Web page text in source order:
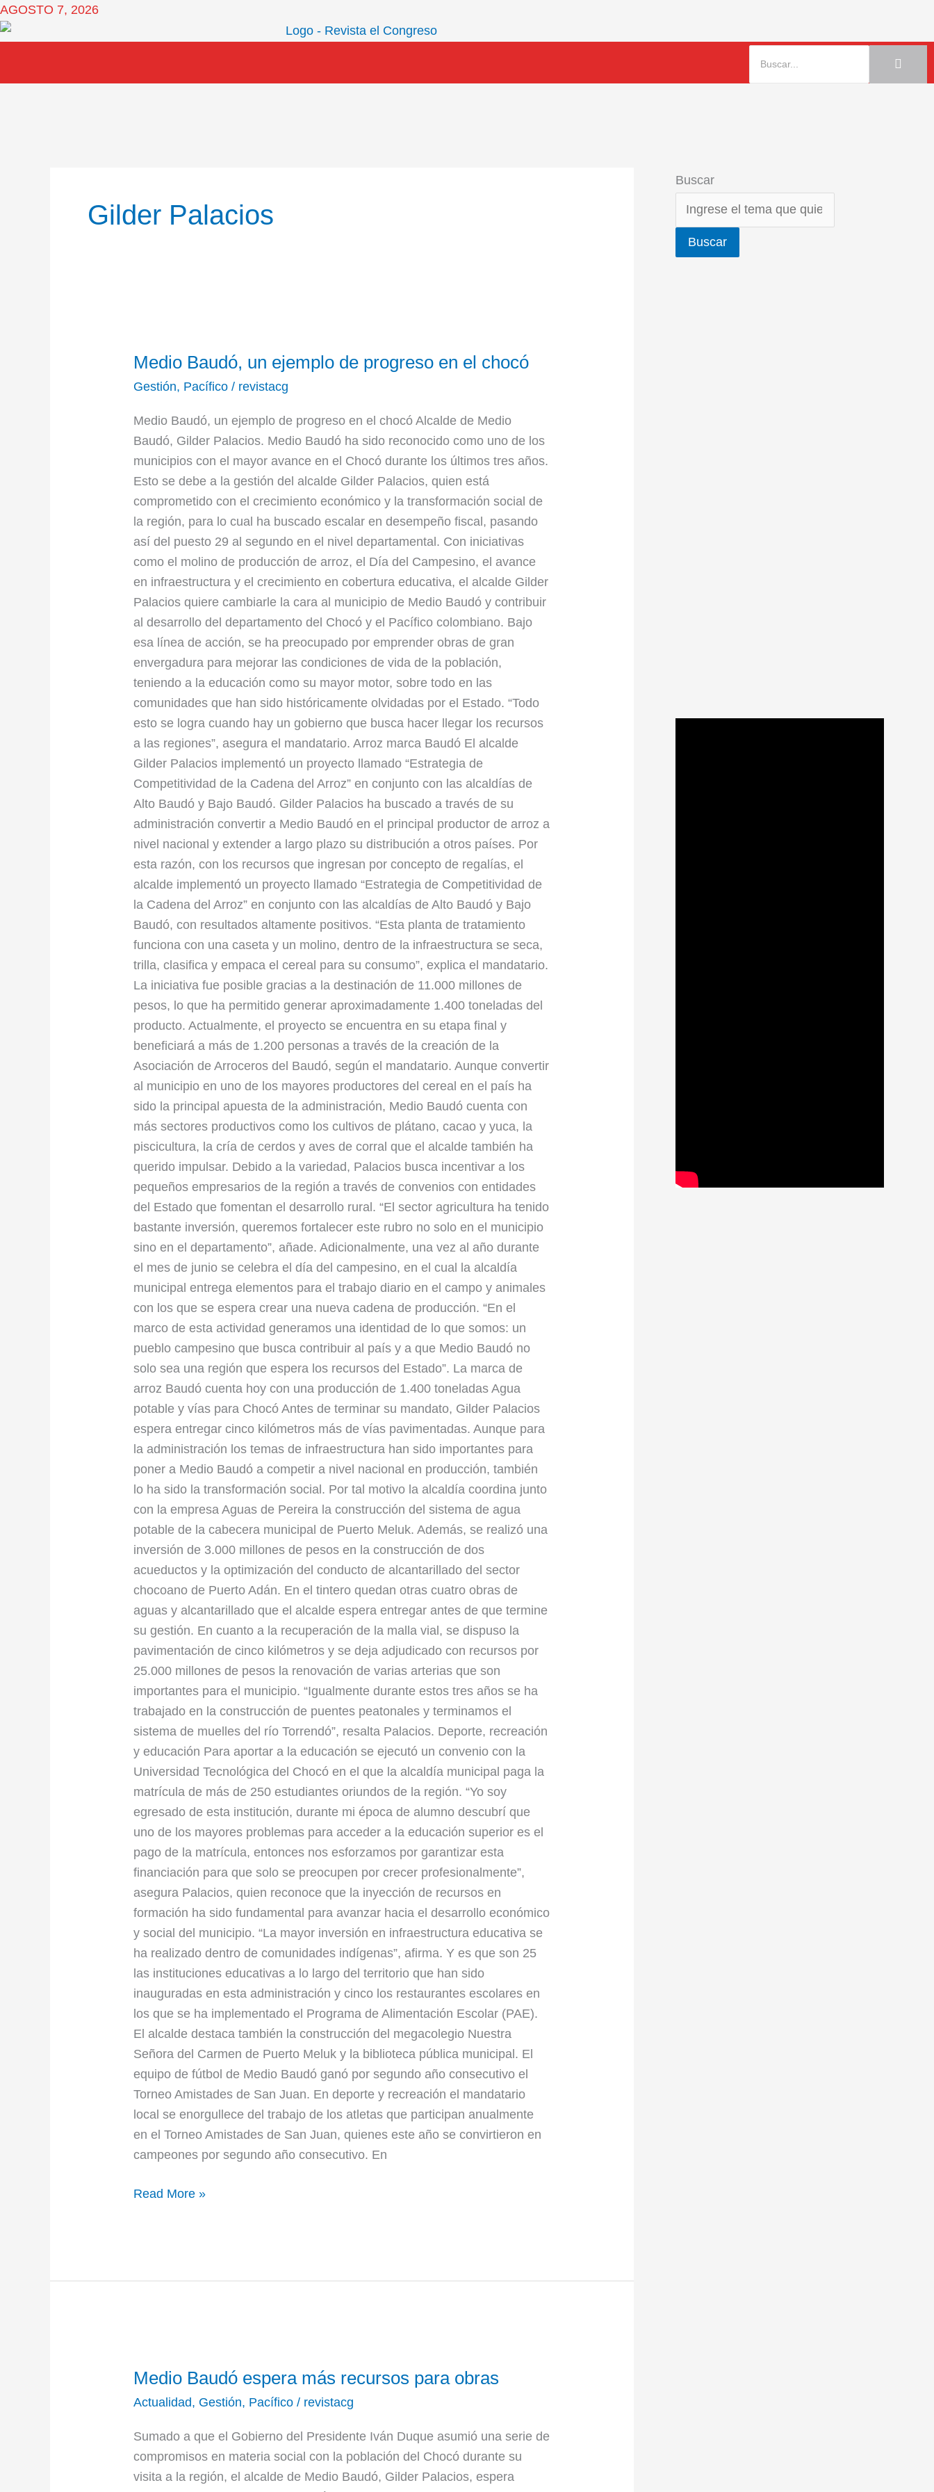
Ir
al
AGOSTO 7, 2026
Gilder Palacios
Medio Baudó, un ejemplo de progreso en el chocó
Gestión, Pacífico / revistacg
Medio Baudó, un ejemplo de progreso en el chocó Alcalde de Medio
Baudó, Gilder Palacios. Medio Baudó ha sido reconocido como uno de los
municipios con el mayor avance en el Chocó durante los últimos tres años.
Esto se debe a la gestión del alcalde Gilder Palacios, quien está
comprometido con el crecimiento económico y la transformación social de
la región, para lo cual ha buscado escalar en desempeño fiscal, pasando
así del puesto 29 al segundo en el nivel departamental. Con iniciativas
como el molino de producción de arroz, el Día del Campesino, el avance
en infraestructura y el crecimiento en cobertura educativa, el alcalde Gilder
Palacios quiere cambiarle la cara al municipio de Medio Baudó y contribuir
al desarrollo del departamento del Chocó y el Pacífico colombiano. Bajo
esa línea de acción, se ha preocupado por emprender obras de gran
envergadura para mejorar las condiciones de vida de la población,
teniendo a la educación como su mayor motor, sobre todo en las
comunidades que han sido históricamente olvidadas por el Estado. “Todo
esto se logra cuando hay un gobierno que busca hacer llegar los recursos
a las regiones”, asegura el mandatario. Arroz marca Baudó El alcalde
Gilder Palacios implementó un proyecto llamado “Estrategia de
Competitividad de la Cadena del Arroz” en conjunto con las alcaldías de
Alto Baudó y Bajo Baudó. Gilder Palacios ha buscado a través de su
administración convertir a Medio Baudó en el principal productor de arroz a
nivel nacional y extender a largo plazo su distribución a otros países. Por
esta razón, con los recursos que ingresan por concepto de regalías, el
alcalde implementó un proyecto llamado “Estrategia de Competitividad de
la Cadena del Arroz” en conjunto con las alcaldías de Alto Baudó y Bajo
Baudó, con resultados altamente positivos. “Esta planta de tratamiento
funciona con una caseta y un molino, dentro de la infraestructura se seca,
trilla, clasifica y empaca el cereal para su consumo”, explica el mandatario.
La iniciativa fue posible gracias a la destinación de 11.000 millones de
pesos, lo que ha permitido generar aproximadamente 1.400 toneladas del
producto. Actualmente, el proyecto se encuentra en su etapa final y
beneficiará a más de 1.200 personas a través de la creación de la
Asociación de Arroceros del Baudó, según el mandatario. Aunque convertir
al municipio en uno de los mayores productores del cereal en el país ha
sido la principal apuesta de la administración, Medio Baudó cuenta con
más sectores productivos como los cultivos de plátano, cacao y yuca, la
piscicultura, la cría de cerdos y aves de corral que el alcalde también ha
querido impulsar. Debido a la variedad, Palacios busca incentivar a los
pequeños empresarios de la región a través de convenios con entidades
del Estado que fomentan el desarrollo rural. “El sector agricultura ha tenido
bastante inversión, queremos fortalecer este rubro no solo en el municipio
sino en el departamento”, añade. Adicionalmente, una vez al año durante
el mes de junio se celebra el día del campesino, en el cual la alcaldía
municipal entrega elementos para el trabajo diario en el campo y animales
con los que se espera crear una nueva cadena de producción. “En el
marco de esta actividad generamos una identidad de lo que somos: un
pueblo campesino que busca contribuir al país y a que Medio Baudó no
solo sea una región que espera los recursos del Estado”. La marca de
arroz Baudó cuenta hoy con una producción de 1.400 toneladas Agua
potable y vías para Chocó Antes de terminar su mandato, Gilder Palacios
espera entregar cinco kilómetros más de vías pavimentadas. Aunque para
la administración los temas de infraestructura han sido importantes para
poner a Medio Baudó a competir a nivel nacional en producción, también
lo ha sido la transformación social. Por tal motivo la alcaldía coordina junto
con la empresa Aguas de Pereira la construcción del sistema de agua
potable de la cabecera municipal de Puerto Meluk. Además, se realizó una
inversión de 3.000 millones de pesos en la construcción de dos
acueductos y la optimización del conducto de alcantarillado del sector
chocoano de Puerto Adán. En el tintero quedan otras cuatro obras de
aguas y alcantarillado que el alcalde espera entregar antes de que termine
su gestión. En cuanto a la recuperación de la malla vial, se dispuso la
pavimentación de cinco kilómetros y se deja adjudicado con recursos por
25.000 millones de pesos la renovación de varias arterias que son
importantes para el municipio. “Igualmente durante estos tres años se ha
trabajado en la construcción de puentes peatonales y terminamos el
sistema de muelles del río Torrendó”, resalta Palacios. Deporte, recreación
y educación Para aportar a la educación se ejecutó un convenio con la
Universidad Tecnológica del Chocó en el que la alcaldía municipal paga la
matrícula de más de 250 estudiantes oriundos de la región. “Yo soy
egresado de esta institución, durante mi época de alumno descubrí que
uno de los mayores problemas para acceder a la educación superior es el
pago de la matrícula, entonces nos esforzamos por garantizar esta
financiación para que solo se preocupen por crecer profesionalmente”,
asegura Palacios, quien reconoce que la inyección de recursos en
formación ha sido fundamental para avanzar hacia el desarrollo económico
y social del municipio. “La mayor inversión en infraestructura educativa se
ha realizado dentro de comunidades indígenas”, afirma. Y es que son 25
las instituciones educativas a lo largo del territorio que han sido
inauguradas en esta administración y cinco los restaurantes escolares en
los que se ha implementado el Programa de Alimentación Escolar (PAE).
El alcalde destaca también la construcción del megacolegio Nuestra
Señora del Carmen de Puerto Meluk y la biblioteca pública municipal. El
equipo de fútbol de Medio Baudó ganó por segundo año consecutivo el
Torneo Amistades de San Juan. En deporte y recreación el mandatario
local se enorgullece del trabajo de los atletas que participan anualmente
en el Torneo Amistades de San Juan, quienes este año se convirtieron en
campeones por segundo año consecutivo. En
Baudó,
un
de
progreso
en
el
chocó
Read More »
Medio Baudó espera más recursos para obras
Actualidad, Gestión, Pacífico / revistacg
Sumado a que el Gobierno del Presidente Iván Duque asumió una serie de
compromisos en materia social con la población del Chocó durante su
visita a la región, el alcalde de Medio Baudó, Gilder Palacios, espera
Baudó
espera
recursos
para
obras
Buscar
Buscar